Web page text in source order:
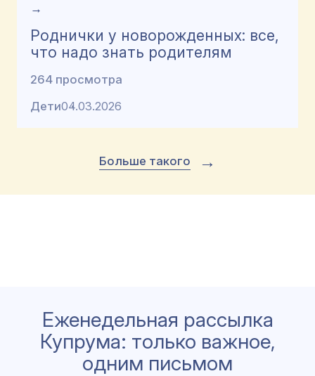
→
Роднички у новорожденных: все,
что надо знать родителям
264 просмотра
Дети04.03.2026
Больше такого →
Еженедельная рассылка
Купрума: только важное,
одним письмом